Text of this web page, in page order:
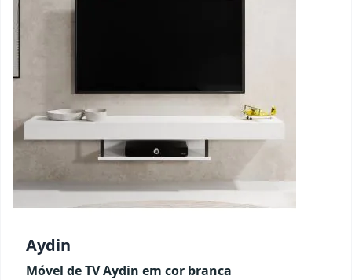
Aydin
Móvel de TV Aydin em cor branca